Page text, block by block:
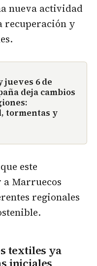
nueva actividad
recuperación y
jueves 6 de
deja cambios
tormentas y
este
Marruecos
regionales
textiles ya